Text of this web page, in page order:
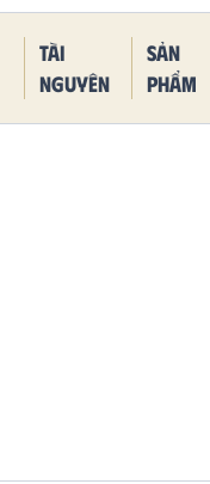
Tài
nguyên
Sản
phẩm
Blue Dragon Form